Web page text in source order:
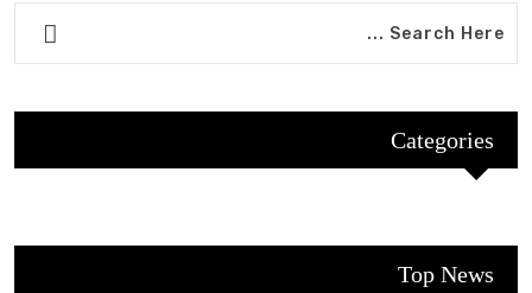
Categories
Top News